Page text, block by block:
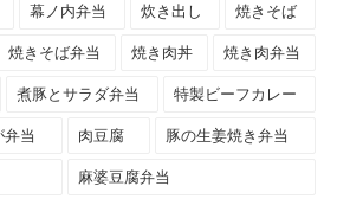
幕ノ内弁当 炊き出し 焼きそば
焼きそば弁当 焼き肉丼 焼き肉弁当
煮豚とサラダ弁当 特製ビーフカレー
弁当 肉豆腐 豚の生姜焼き弁当
麻婆豆腐弁当